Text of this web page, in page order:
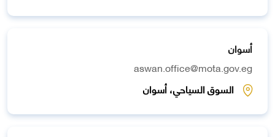
أسوان
aswan.office@mota.gov.eg
السوق السياحي، أسوان